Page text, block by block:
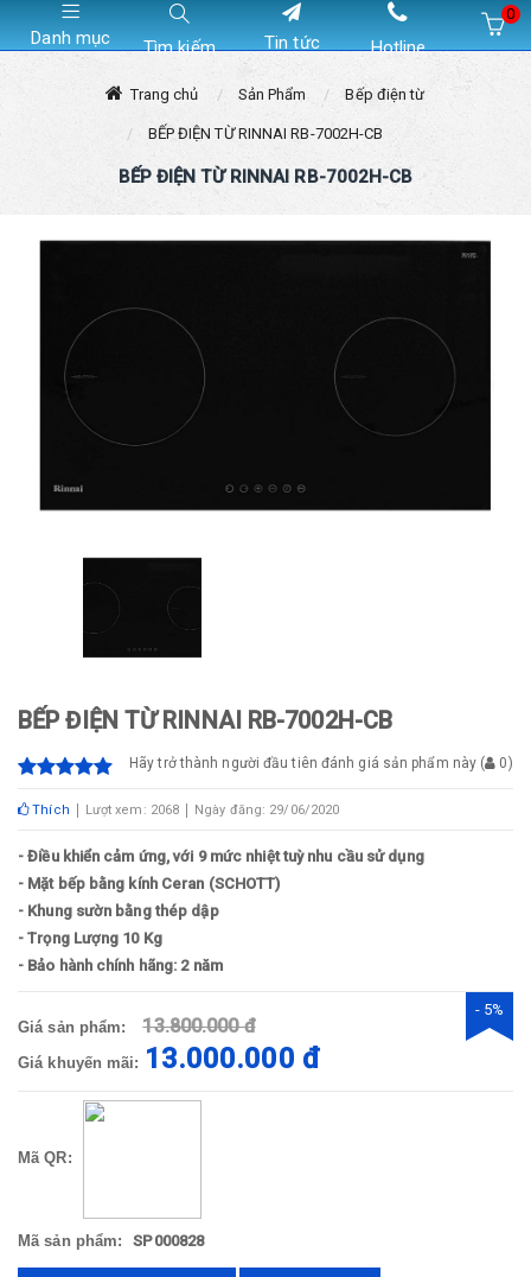
Danh mục Tìm kiếm Tin tức Hotline
0
Trang chủ Sản Phẩm Bếp điện từ
BẾP ĐIỆN TỪ RINNAI RB-7002H-CB
BẾP ĐIỆN TỪ RINNAI RB-7002H-CB
BẾP ĐIỆN TỪ RINNAI RB-7002H-CB
Hãy trở thành người đầu tiên đánh giá sản phẩm này ( 0)
Thích Lượt xem: 2068 Ngày đăng: 29/06/2020
- Điều khiển cảm ứng, với 9 mức nhiệt tuỳ nhu cầu sử dụng
- Mặt bếp bằng kính Ceran (SCHOTT)
- Khung sườn bằng thép dập
- Trọng Lượng 10 Kg
- Bảo hành chính hãng: 2 năm
Giá sản phẩm: 13.800.000 đ
Giá khuyến mãi: 13.000.000 đ
- 5%
Mã QR:
Mã sản phẩm: SP000828